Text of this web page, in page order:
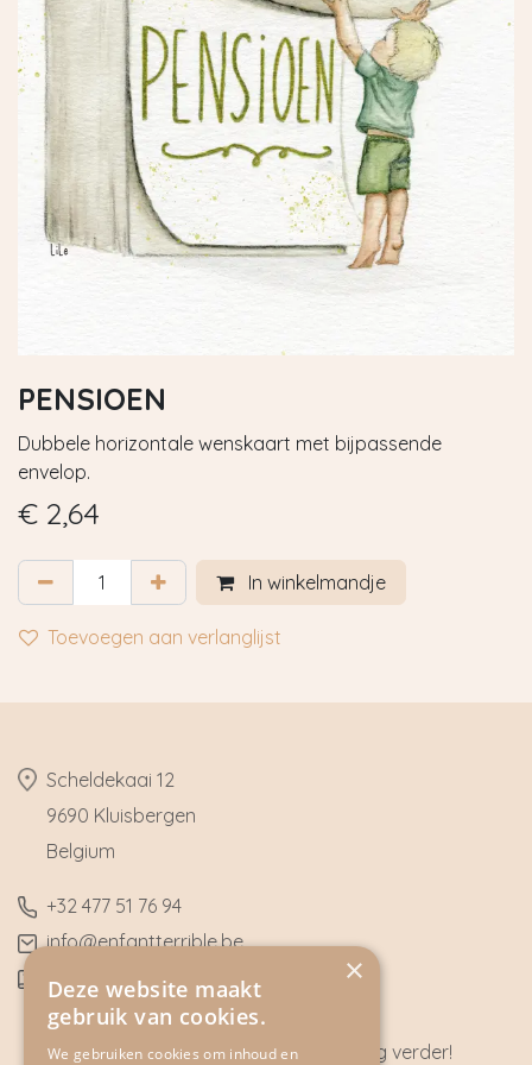
PENSIOEN
Dubbele horizontale wenskaart met bijpassende
envelop.
€ 2,64
In winkelmandje
Toevoegen aan verlanglijst
​Scheldekaai 12
9690 Kluisbergen
​Belgium
​+32 477 51 76 94
​info@enfantterrible.be
BE0636790746
Heeft u vragen? Wij helpen u graag verder!
×
Deze website maakt
gebruik van cookies.
We gebruiken cookies om inhoud en